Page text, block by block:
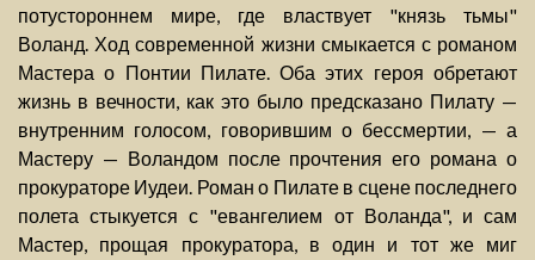
потустороннем мире, где властвует "князь тьмы"
Воланд. Ход современной жизни смыкается с романом
Мастера о Понтии Пилате. Оба этих героя обретают
жизнь в вечности, как это было предсказано Пилату —
внутренним голосом, говорившим о бессмертии, — а
Мастеру — Воландом после прочтения его романа о
прокураторе Иудеи. Роман о Пилате в сцене последнего
полета стыкуется с "евангелием от Воланда", и сам
Мастер, прощая прокуратора, в один и тот же миг